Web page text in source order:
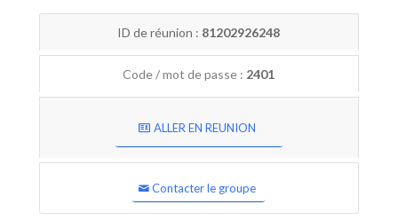
ID de réunion : 81202926248
Code / mot de passe : 2401
ALLER EN REUNION
Contacter le groupe